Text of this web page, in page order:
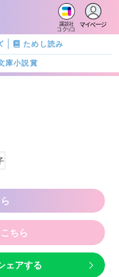
講談社
コクリコ
マイページ
ためし読み
庫小説賞
ちら
ェアする